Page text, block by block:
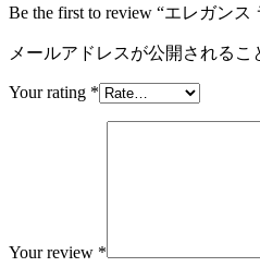
Be the first to review “エレガン
メールアドレスが公開されるこ
Your rating *
Your review *